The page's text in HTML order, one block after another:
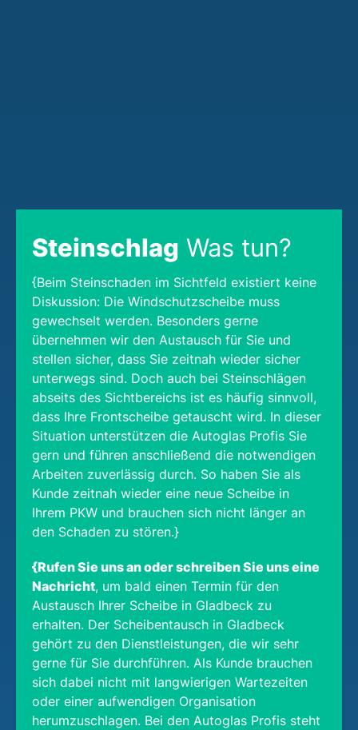
Steinschlag Was tun?
{Beim Steinschaden im Sichtfeld existiert keine
Diskussion: Die Windschutzscheibe muss
gewechselt werden. Besonders gerne
übernehmen wir den Austausch für Sie und
stellen sicher, dass Sie zeitnah wieder sicher
unterwegs sind. Doch auch bei Steinschlägen
abseits des Sichtbereichs ist es häufig sinnvoll,
dass Ihre Frontscheibe getauscht wird. In dieser
Situation unterstützen die Autoglas Profis Sie
gern und führen anschließend die notwendigen
Arbeiten zuverlässig durch. So haben Sie als
Kunde zeitnah wieder eine neue Scheibe in
Ihrem PKW und brauchen sich nicht länger an
den Schaden zu stören.}
{Rufen Sie uns an oder schreiben Sie uns eine
Nachricht, um bald einen Termin für den
Austausch Ihrer Scheibe in Gladbeck zu
erhalten. Der Scheibentausch in Gladbeck
gehört zu den Dienstleistungen, die wir sehr
gerne für Sie durchführen. Als Kunde brauchen
sich dabei nicht mit langwierigen Wartezeiten
oder einer aufwendigen Organisation
herumzuschlagen. Bei den Autoglas Profis steht